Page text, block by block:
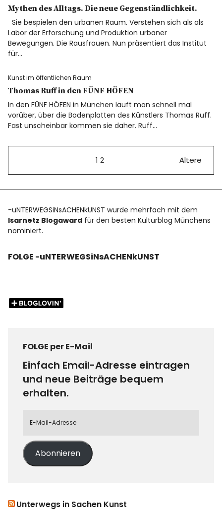
Mythen des Alltags. Die neue Gegenständlichkeit.
Sie bespielen den urbanen Raum. Verstehen sich als als
Labor der Erforschung und Produktion urbaner
Bewegungen. Die Rausfrauen. Nun präsentiert das Institut
für…
Kunst im öffentlichen Raum
Thomas Ruff in den FÜNF HÖFEN
In den FÜNF HÖFEN in München läuft man schnell mal
vorüber, über die Bodenplatten des Künstlers Thomas Ruff.
Fast unscheinbar kommen sie daher. Ruff…
1 2 Ältere
-uNTERWEGSiNsACHENkUNST wurde mehrfach mit dem
Isarnetz Blogaward für den besten Kulturblog Münchens
nominiert.
FOLGE -uNTERWEGSiNsACHENkUNST
FOLGE per E-Mail
Einfach Email-Adresse eintragen
und neue Beiträge bequem
erhalten.
Abonnieren
Unterwegs in Sachen Kunst